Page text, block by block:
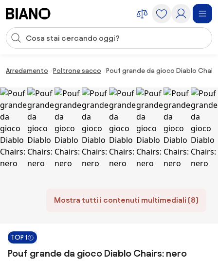
Input della ricerca
Arredamento Poltrone sacco Pouf grande da gioco Diablo
Mostra tutti i contenuti multimediali (8)
TOP 1
Pouf grande da gioco Diablo Chairs: nero